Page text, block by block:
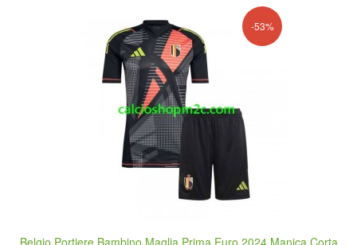
-53%
Belgio Portiere Bambino Maglia Prima Euro 2024 Manica Corta